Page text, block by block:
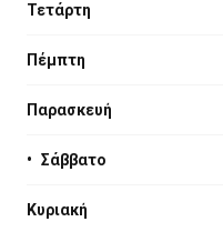
Τετάρτη
Πέμπτη
Παρασκευή
• Σάββατο
Κυριακή